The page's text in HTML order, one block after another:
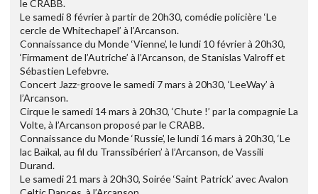
le CRABB.
Le samedi 8 février à partir de 20h30, comédie policière ‘Le
cercle de Whitechapel’ à l’Arcanson.
Connaissance du Monde ‘Vienne’, le lundi 10 février à 20h30,
‘Firmament de l’Autriche’ à l’Arcanson, de Stanislas Valroff et
Sébastien Lefebvre.
Concert Jazz-groove le samedi 7 mars à 20h30, ‘LeeWay’ à
l’Arcanson.
Cirque le samedi 14 mars à 20h30, ‘Chute !’ par la compagnie La
Volte, à l’Arcanson proposé par le CRABB.
Connaissance du Monde ‘Russie’, le lundi 16 mars à 20h30, ‘Le
lac Baïkal, au fil du Transsibérien’ à l’Arcanson, de Vassili
Durand.
Le samedi 21 mars à 20h30, Soirée ‘Saint Patrick’ avec Avalon